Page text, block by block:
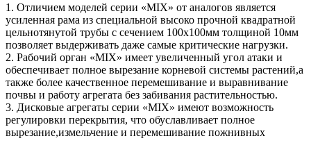
1. Отличием моделей серии «MIX» от аналогов является
усиленная рама из специальной высоко прочной квадратной
цельнотянутой трубы с сечением 100х100мм толщиной 10мм
позволяет выдерживать даже самые критические нагрузки.
2. Рабочий орган «MIX» имеет увеличенный угол атаки и
обеспечивает полное вырезание корневой системы растений,а
также более качественное перемешивание и выравнивание
почвы и работу агрегата без забивания растительностью.
3. Дисковые агрегаты серии «MIX» имеют возможность
регулировки перекрытия, что обуславливает полное
вырезание,измельчение и перемешивание пожнивных